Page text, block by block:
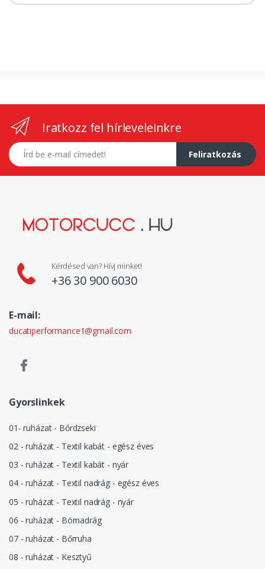
Iratkozz fel hírleveleinkre
E-mail címed
Feliratkozás
Kérdésed van? Hívj minket!
+36 30 900 6030
E-mail:
ducatiperformance1@gmail.com
Gyorslinkek
01- ruházat - Bőrdzseki
02 - ruházat - Textil kabát - egész éves
03 - ruházat - Textil kabát - nyár
04 - ruházat - Textil nadrág - egész éves
05 - ruházat - Textil nadrág - nyár
06 - ruházat - Börnadrág
07 - ruházat - Bőrruha
08 - ruházat - Kesztyű